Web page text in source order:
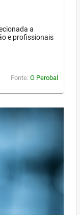
a
e profissionais
Fonte: O Perobal